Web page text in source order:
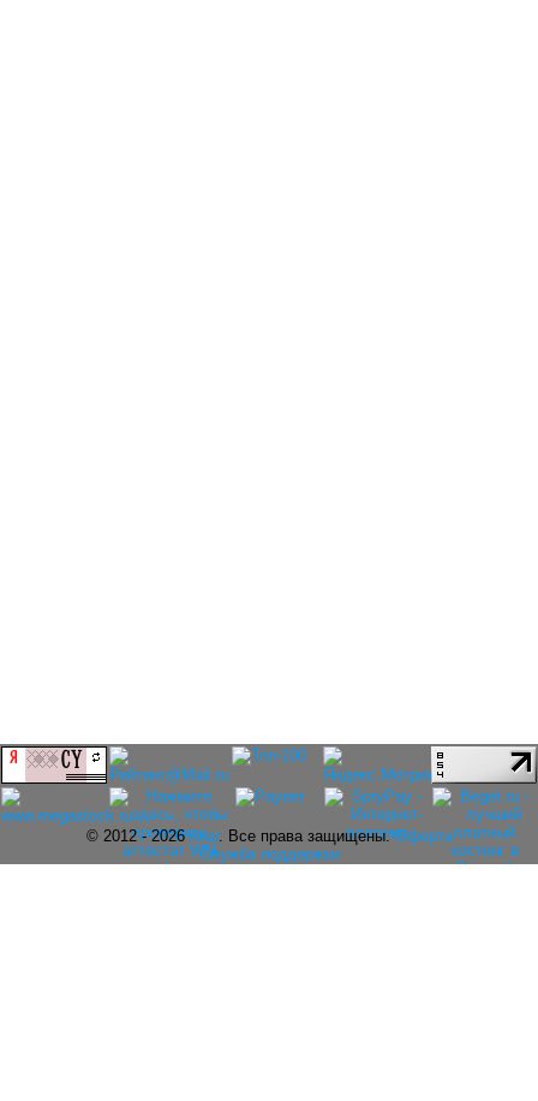
© 2012 - 2026rolar. Все права защищены.Оферта
Служба поддержки